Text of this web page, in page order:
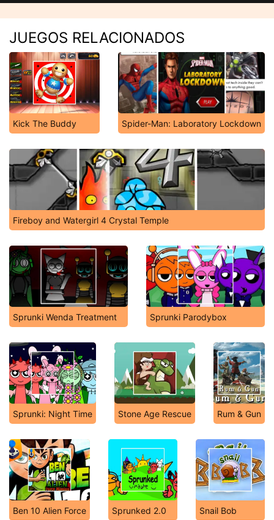
JUEGOS RELACIONADOS
Kick The Buddy Spider-Man: Laboratory Lockdown
Fireboy and Watergirl 4 Crystal Temple
Sprunki Wenda Treatment Sprunki Parodybox
Sprunki: Night Time Stone Age Rescue Rum & Gun
Ben 10 Alien Force Sprunked 2.0 Snail Bob